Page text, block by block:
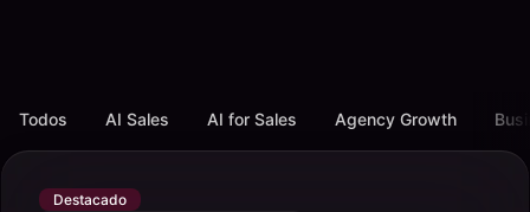
Todos AI Sales AI for Sales Agency Growth
Destacado